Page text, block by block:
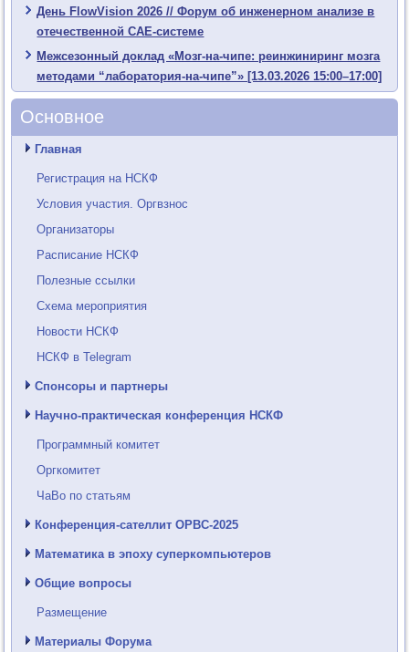
День FlowVision 2026 // Форум об инженерном анализе в
отечественной CAE-системе
Межсезонный доклад «Мозг-на-чипе: реинжиниринг мозга
методами “лаборатория-на-чипе”» [13.03.2026 15:00–17:00]
Основное
Главная
Регистрация на НСКФ
Условия участия. Оргвзнос
Организаторы
Расписание НСКФ
Полезные ссылки
Схема мероприятия
Новости НСКФ
НСКФ в Telegram
Спонсоры и партнеры
Научно-практическая конференция НСКФ
Программный комитет
Оргкомитет
ЧаВо по статьям
Конференция-сателлит ОРВС-2025
Математика в эпоху суперкомпьютеров
Общие вопросы
Размещение
Материалы Форума